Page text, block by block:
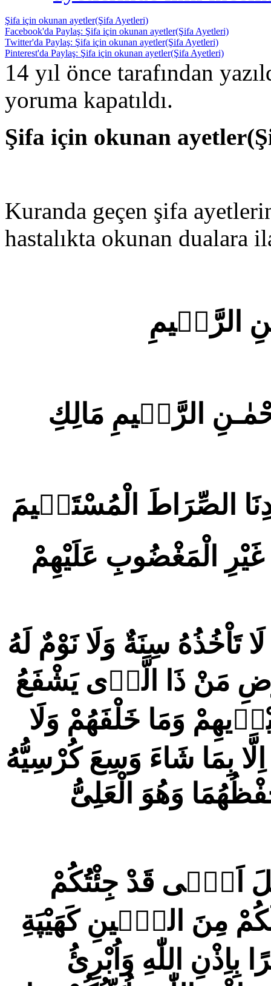
Şifa için okunan ayetler(Şifa Ayetleri)
Facebook'da Paylaş: Şifa için okunan ayetler(Şifa Ayetleri)
Twitter'da Paylaş: Şifa için okunan ayetler(Şifa Ayetleri)
Pinterest'da Paylaş: Şifa için okunan ayetler(Şifa Ayetleri)
14 yıl önce tarafından
yoruma kapatıldı.
Şifa için okunan
Kuranda geçen şifa
hastalıkta okunan dualara
الرَّحٖيمِ
الرَّحٖيمِ مَالِكِ
الصِّرَاطَ الْمُسْتَقٖيمَ
الْمَغْضُوبِ عَلَيْهِمْ
لَا تَاْخُذُهُ سِنَةٌ وَلَا نَوْمٌ لَهُ
مَنْ ذَا الَّذٖى يَشْفَعُ
وَمَا خَلْفَهُمْ وَلَا
بِمَا شَاءَ وَسِعَ كُرْسِيُّهُ
وَهُوَ الْعَلِىُّ
اَنّٖى قَدْ جِئْتُكُمْ
مِنَ الطّٖينِ كَهَيْپَةِ
بِاِذْنِ اللّٰهِ وَاُبْرِئُ